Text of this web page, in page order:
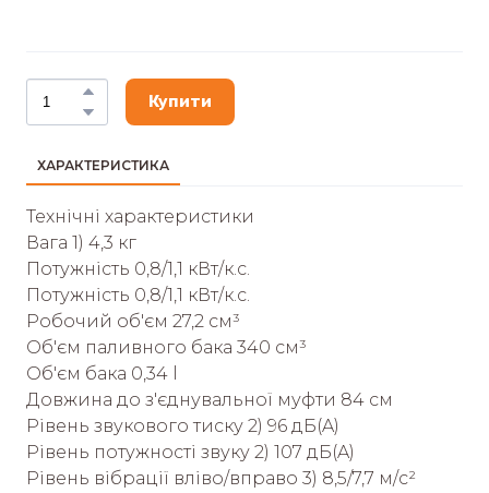
Купити
ХАРАКТЕРИСТИКА
Технічні характеристики
Вага 1) 4,3 кг
Потужність 0,8/1,1 кВт/к.с.
Потужність 0,8/1,1 кВт/к.с.
Робочий об'єм 27,2 cм³
Об'єм паливного бака 340 см³
Об'єм бака 0,34 l
Довжина до з'єднувальної муфти 84 см
Рівень звукового тиску 2) 96 дБ(A)
Рівень потужності звуку 2) 107 дБ(A)
Рівень вібрації вліво/вправо 3) 8,5/7,7 м/с²